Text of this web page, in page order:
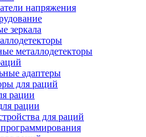
напряжения
зеркала
металлодетекторы
адаптеры
для раций
рации
рации
для раций